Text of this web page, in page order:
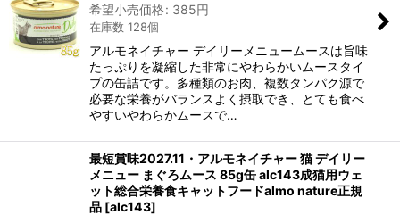
希望小売価格: 385円
在庫数 128個
アルモネイチャー デイリーメニュームースは旨味
たっぷりを凝縮した非常にやわらかいムースタイ
プの缶詰です。多種類のお肉、複数タンパク源で
必要な栄養がバランスよく摂取でき、とても食べ
やすいやわらかムースで…
最短賞味2027.11・アルモネイチャー 猫 デイリー
メニュー まぐろムース 85g缶 alc143成猫用ウェ
ット総合栄養食キャットフードalmo nature正規
品 [alc143]